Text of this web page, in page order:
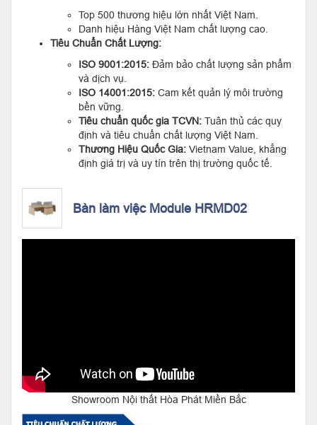
Top 500 thương hiệu lớn nhất Việt Nam.
Danh hiệu Hàng Việt Nam chất lượng cao.
Tiêu Chuẩn Chất Lượng:
ISO 9001:2015: Đảm bảo chất lượng sản phẩm
và dịch vụ.
ISO 14001:2015: Cam kết quản lý môi trường
bền vững.
Tiêu chuẩn quốc gia TCVN: Tuân thủ các quy
định và tiêu chuẩn chất lượng Việt Nam.
Thương Hiệu Quốc Gia: Vietnam Value, khẳng
định giá trị và uy tín trên thị trường quốc tế.
Bàn làm việc Module HRMD02
Showroom Nội thất Hòa Phát Miền Bắc